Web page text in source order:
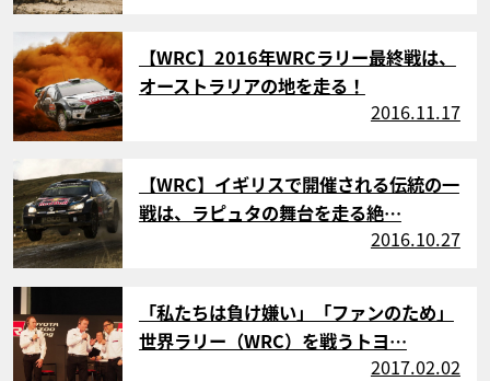
サムネイル
【WRC】2016年WRCラリー最終戦は、
オーストラリアの地を走る！
2016.11.17
サムネイル
【WRC】イギリスで開催される伝統の一
戦は、ラピュタの舞台を走る絶…
2016.10.27
サムネイル
「私たちは負け嫌い」「ファンのため」
世界ラリー（WRC）を戦うトヨ…
2017.02.02